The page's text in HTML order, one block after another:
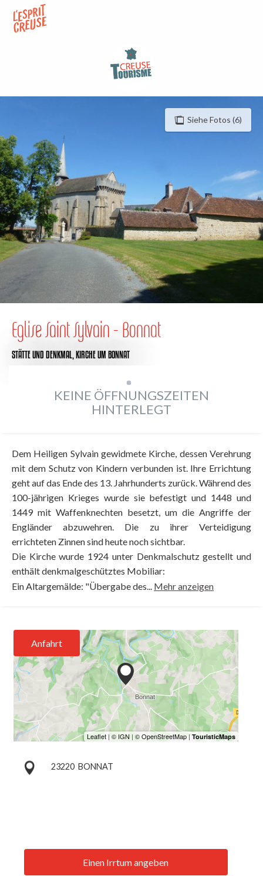
contenu
Siehe Fotos (6)
Eglise Saint Sylvain - Bonnat
STÄTTE UND DENKMAL,KIRCHEUM BONNAT
KEINE ÖFFNUNGSZEITEN
HINTERLEGT
Dem Heiligen Sylvain gewidmete Kirche, dessen Verehrung
mit dem Schutz von Kindern verbunden ist. Ihre Errichtung
geht auf das Ende des 13. Jahrhunderts zurück. Während des
100-jährigen Krieges wurde sie befestigt und 1448 und
1449 mit Waffenknechten besetzt, um die Angriffe der
Engländer abzuwehren. Die zu ihrer Verteidigung
errichteten Zinnen sind heute noch sichtbar.
Die Kirche wurde 1924 unter Denkmalschutz gestellt und
enthält denkmalgeschütztes Mobiliar:
Ein Altargemälde: "Übergabe des... Mehr anzeigen
Anfahrt
23220 BONNAT
Einen Irrtum angeben